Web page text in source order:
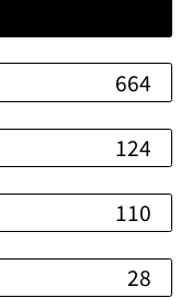
664
124
110
28